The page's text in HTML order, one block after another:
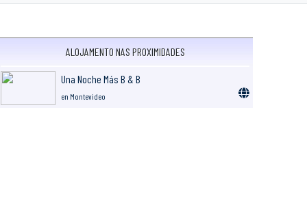
ALOJAMENTO NAS PROXIMIDADES
Una Noche Más B & B
en Montevideo